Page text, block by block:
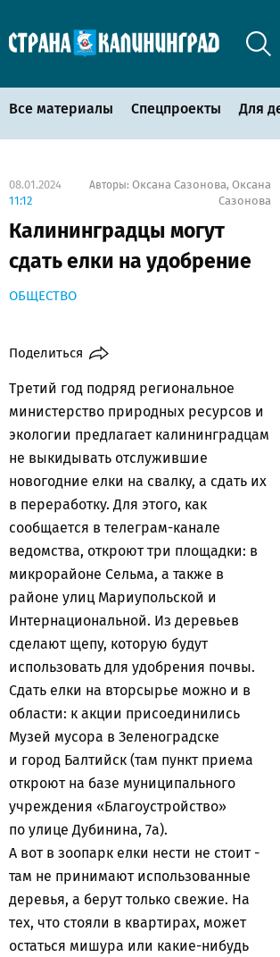
Все материалы Спецпроекты Для
08.01.2024
11:12
Авторы: Оксана Сазонова, Оксана
Сазонова
Калининградцы могут
сдать елки на удобрение
ОБЩЕСТВО
Поделиться
Третий год подряд региональное
министерство природных ресурсов и
экологии предлагает калининградцам
не выкидывать отслужившие
новогодние елки на свалку, а сдать их
в переработку. Для этого, как
сообщается в телеграм-канале
ведомства, откроют три площадки: в
микрорайоне Сельма, а также в
районе улиц Мариупольской и
Интернациональной. Из деревьев
сделают щепу, которую будут
использовать для удобрения почвы.
Сдать елки на вторсырье можно и в
области: к акции присоединились
Музей мусора в Зеленоградске
и город Балтийск (там пункт приема
откроют на базе муниципального
учреждения «Благоустройство»
по улице Дубинина, 7а).
А вот в зоопарк елки нести не стоит -
там не принимают использованные
деревья, а берут только свежие. На
тех, что стояли в квартирах, может
остаться мишура или какие-нибудь